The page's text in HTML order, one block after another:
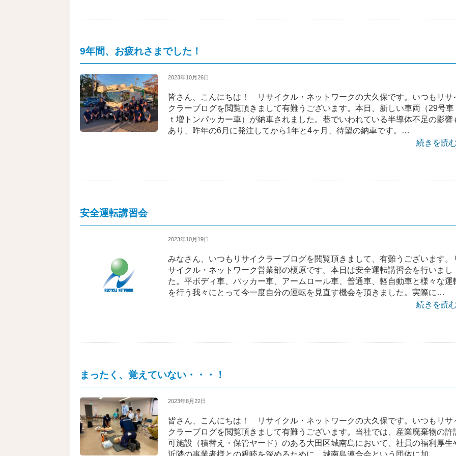
9年間、お疲れさまでした！
2023年10月26日
皆さん、こんにちは！ リサイクル・ネットワークの大久保です。いつもリサ
クラーブログを閲覧頂きまして有難うございます。本日、新しい車両（29号車
ｔ増トンパッカー車）が納車されました。巷でいわれている半導体不足の影響
あり、昨年の6月に発注してから1年と4ヶ月、待望の納車です。…
続きを読
安全運転講習会
2023年10月19日
みなさん、いつもリサイクラーブログを閲覧頂きまして、有難うございます。
サイクル・ネットワーク営業部の榎原です。本日は安全運転講習会を行いまし
た。平ボディ車、パッカー車、アームロール車、普通車、軽自動車と様々な運
を行う我々にとって今一度自分の運転を見直す機会を頂きました。実際に…
続きを読
まったく、覚えていない・・・！
2023年8月22日
皆さん、こんにちは！ リサイクル・ネットワークの大久保です。いつもリサ
クラーブログを閲覧頂きまして有難うございます。当社では、産業廃棄物の許
可施設（積替え・保管ヤード）のある大田区城南島において、社員の福利厚生